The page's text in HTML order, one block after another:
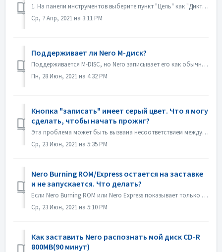
1. На панели инструментов выберите пункт "Цель" как "Диктофон изображений". 2. Вставьте исходный диск в дисковод. Нажмите кнопку Копи...
Ср, 7 Апр, 2021 на 3:11 PM
Поддерживает ли Nero M-диск?
Поддерживается M-DISC, но Nero записывает его как обычные диски. Для этого не существует специальной обработки.
Пн, 28 Июн, 2021 на 4:32 PM
Кнопка "записать" имеет серый цвет. Что я могу
сделать, чтобы начать прожиг?
Эта проблема может быть вызвана несоответствием между файлом проекта и типом вашего проекта. Пожалуйста, попробуйте другие типы проектов, чтобы проверить, н...
Ср, 23 Июн, 2021 на 5:35 PM
Nero Burning ROM/Express остается на заставке
и не запускается. Что делать?
Если Nero Burning ROM или Nero Express показывает только заставку, но без окна приложения, проверьте, не работает ли на вашем компьютере какой-либо дисковод...
Ср, 23 Июн, 2021 на 5:10 PM
Как заставить Nero распознать мой диск CD-R
800MB(90 минут)